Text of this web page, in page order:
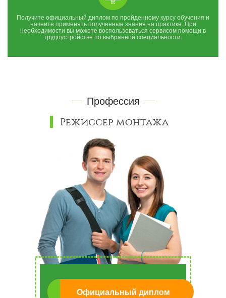
Получите официальный диплом по пройденному курсу обучения и
начните применять полученные знания на практике. При
необходимости вы можете воспользоваться сервисом помощи в
трудоустройстве по выбранной специальности.
Профессия
Режиссер монтажа
Официальный диплом